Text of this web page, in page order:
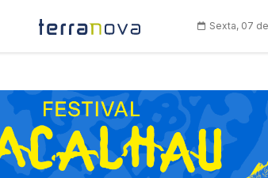
Sexta, 07